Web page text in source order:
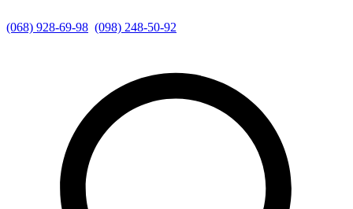
(068) 928-69-98 (098) 248-50-92